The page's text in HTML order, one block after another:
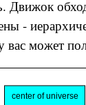
Движок
-
вас может